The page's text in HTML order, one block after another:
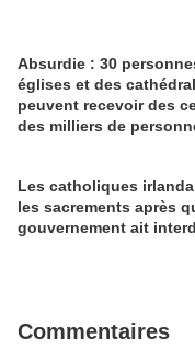
Absurdie : 30
églises et des
peuvent recevoir des
des milliers de
Les catholiques
les sacrements après
gouvernement ait
Commentaires